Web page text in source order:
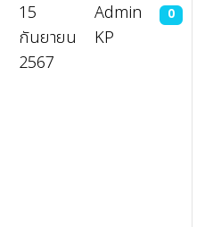
15
กันยายน
2567
Admin
KP
0